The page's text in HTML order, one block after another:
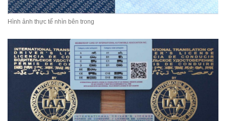
Hình ảnh thực tế nhìn bên trong